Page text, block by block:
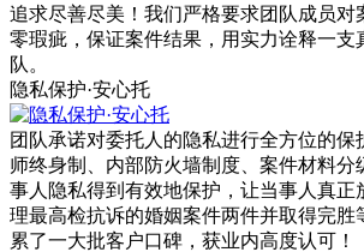
追求尽善尽美！我们严格要求团队成员对
零瑕疵，保证案件结果，用实力诠释一支
队。
隐私保护·安心托
团队承诺对委托人的隐私进行全方位的保
师终身制、内部防火墙制度、案件材料分
事人隐私得到有效地保护，让当事人真正
理最高检抗诉的婚姻案件两件并取得完胜
累了一大批客户口碑，获业内高度认可！